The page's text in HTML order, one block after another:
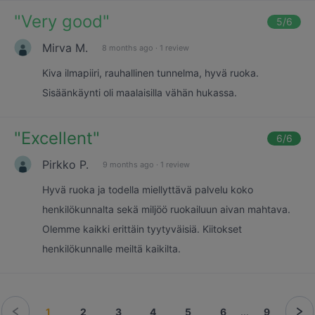
"Very good" 5/6
Mirva M. 8 months ago · 1 review
Kiva ilmapiiri, rauhallinen tunnelma, hyvä ruoka.
Sisäänkäynti oli maalaisilla vähän hukassa.
"Excellent" 6/6
Pirkko P. 9 months ago · 1 review
Hyvä ruoka ja todella miellyttävä palvelu koko
henkilökunnalta sekä miljöö ruokailuun aivan mahtava.
Olemme kaikki erittäin tyytyväisiä. Kiitokset
henkilökunnalle meiltä kaikilta.
1 2 3 4 5 6 ... 9